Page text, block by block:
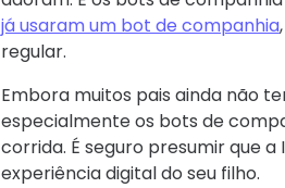
já usaram um bot de companhia
regular.
Embora muitos pais ainda não
especialmente os bots de
corrida. É seguro presumir que
experiência digital do seu filho.